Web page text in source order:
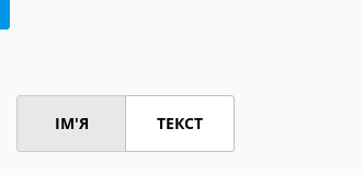
ІМ'Я ТЕКСТ